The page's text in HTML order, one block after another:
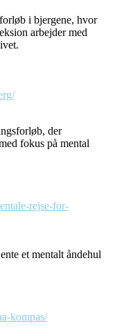
i bjergene, hvor
arbejder med
der
fokus på mental
rejse-for-
et mentalt åndehul
kompas/